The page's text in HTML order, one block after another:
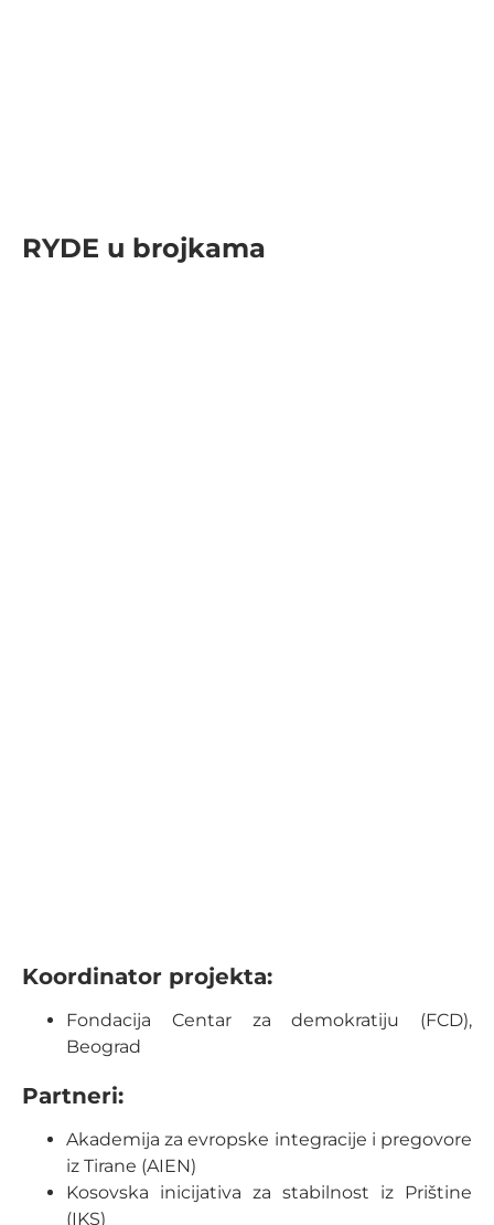
RYDE u brojkama
Koordinator projekta:
Fondacija Centar za demokratiju (FCD),
Beograd
Partneri:
Akademija za evropske integracije i pregovore
iz Tirane (AIEN)
Kosovska inicijativa za stabilnost iz Prištine
(IKS)